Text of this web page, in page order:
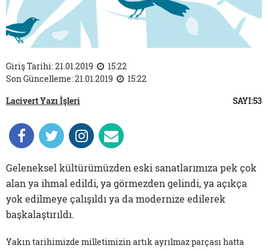
Giriş Tarihi: 21.01.2019
15:22
Son Güncelleme: 21.01.2019
15:22
Lacivert Yazı İşleri
SAYI:53
Geleneksel kültürümüzden eski sanatlarımıza pek çok
alan ya ihmal edildi, ya görmezden gelindi, ya açıkça
yok edilmeye çalışıldı ya da modernize edilerek
başkalaştırıldı.
Yakın tarihimizde milletimizin artık ayrılmaz parçası hatta